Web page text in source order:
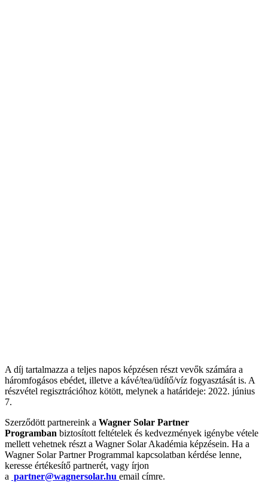
A díj tartalmazza a teljes napos képzésen részt vevők számára a
háromfogásos ebédet, illetve a kávé/tea/üdítő/víz fogyasztását is. A
részvétel regisztrációhoz kötött, melynek a határideje: 2022. június
7.
Szerződött partnereink a Wagner Solar Partner
Programban biztosított feltételek és kedvezmények igénybe vétele
mellett vehetnek részt a Wagner Solar Akadémia képzésein. Ha a
Wagner Solar Partner Programmal kapcsolatban kérdése lenne,
keresse értékesítő partnerét, vagy írjon
a partner@wagnersolar.hu email címre.